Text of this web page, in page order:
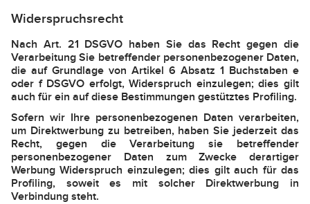
Widerspruchsrecht
Nach Art. 21 DSGVO haben Sie das Recht gegen die
Verarbeitung Sie betreffender personenbezogener Daten,
die auf Grundlage von Artikel 6 Absatz 1 Buchstaben e
oder f DSGVO erfolgt, Widerspruch einzulegen; dies gilt
auch für ein auf diese Bestimmungen gestütztes Profiling.
Sofern wir Ihre personenbezogenen Daten verarbeiten,
um Direktwerbung zu betreiben, haben Sie jederzeit das
Recht, gegen die Verarbeitung sie betreffender
personenbezogener Daten zum Zwecke derartiger
Werbung Widerspruch einzulegen; dies gilt auch für das
Profiling, soweit es mit solcher Direktwerbung in
Verbindung steht.